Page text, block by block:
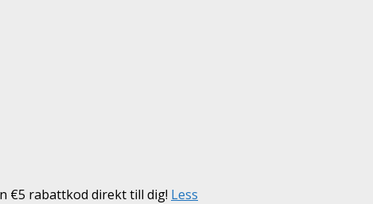
€5 rabattkod direkt till dig! Less